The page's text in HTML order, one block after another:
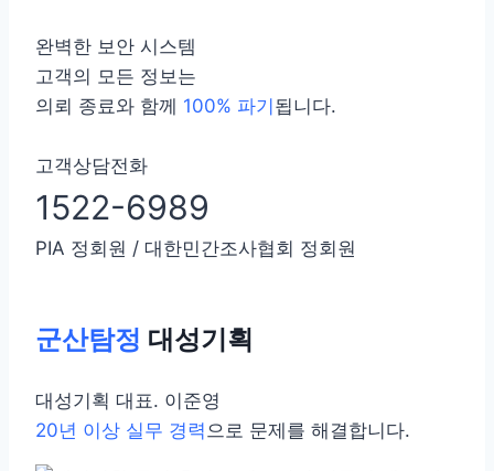
완벽한 보안 시스템
고객의 모든 정보는
의뢰 종료와 함께 100% 파기 됩니다.
고객상담전화
1522-6989
PIA 정회원 / 대한민간조사협회 정회원
군산탐정 대성기획
대성기획 대표. 이준영
20년 이상 실무 경력으로 문제를 해결합니다.